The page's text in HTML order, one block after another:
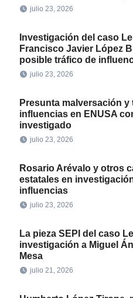
julio 23, 2026
Investigación del caso
Francisco Javier López
posible tráfico de
julio 23, 2026
Presunta malversación y
influencias en ENUSA
investigado
julio 23, 2026
Rosario Arévalo y otros
estatales en
influencias
julio 23, 2026
La pieza SEPI del caso
investigación a Miguel
Mesa
julio 21, 2026